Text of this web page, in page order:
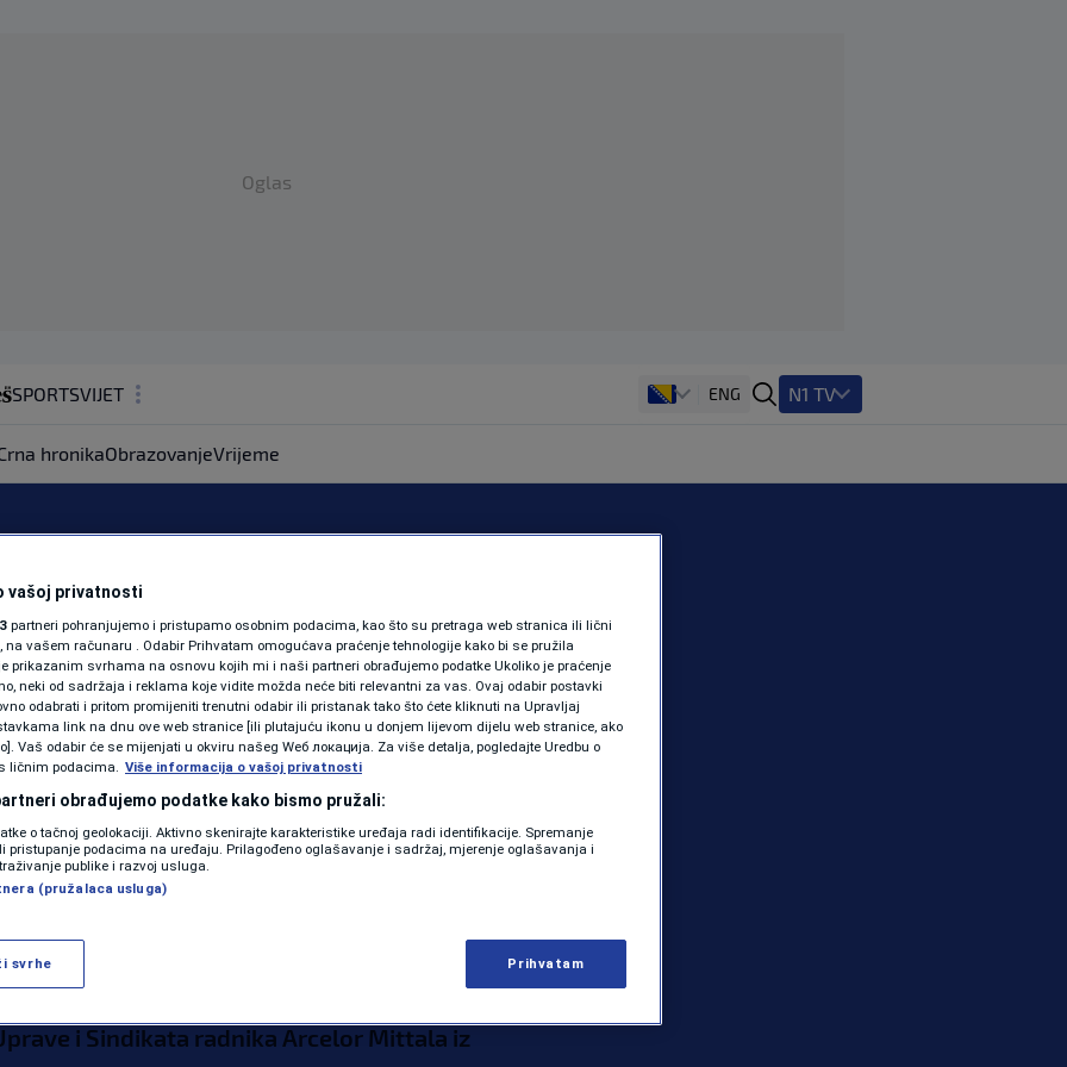
Oglas
SPORTSVIJET
ZDRAVLJE
SHOWBIZ
PODCAST
N1 SPECIJAL
FENOMENI
NEISTRAŽENO
VIRALNO
ENG N1 TV
hronikaObrazovanjeVrijeme
između
radnika Arcelor
Novčana
biti čak i bolja od
2023. 20:26 | VIJESTI | 0 komentara
Više
i Sindikata radnika Arcelor Mittala iz
vašoj privatnosti
partneri pohranjujemo i pristupamo osobnim podacima, kao što su pretraga web stranica ili lični
na vašem računaru . Odabir Prihvatam omogućava praćenje tehnologije kako bi se pružila
prikazanim svrhama na osnovu kojih mi i naši partneri obrađujemo podatke Ukoliko je praćenje
neki od sadržaja i reklama koje vidite možda neće biti relevantni za vas. Ovaj odabir postavki
odabrati i pritom promijeniti trenutni odabir ili pristanak tako što ćete kliknuti na Upravljaj
link na dnu ove web stranice [ili plutajuću ikonu u donjem lijevom dijelu web stranice, ako
Vaš odabir će se mijenjati u okviru našeg Wеб локација. Za više detalja, pogledajte Uredbu o
ličnim podacima. Više informacija o vašoj privatnosti
obrađujemo podatke kako bismo pružali:
o tačnoj geolokaciji. Aktivno skenirajte karakteristike uređaja radi identifikacije. Spremanje
pristupanje podacima na uređaju. Prilagođeno oglašavanje i sadržaj, mjerenje oglašavanja i
publike i razvoj usluga.
(pružalaca usluga)
svrhe Prihvatam